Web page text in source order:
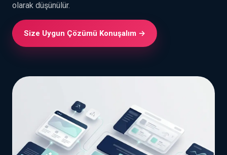
olarak düşünülür.
Size Uygun Çözümü Konuşalım →